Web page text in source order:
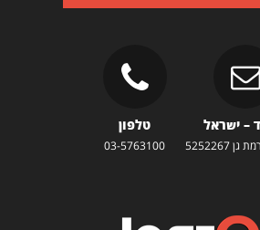
– ישראל טלפון
03-5763100